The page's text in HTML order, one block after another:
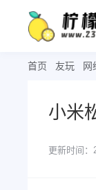
首页 友玩 网
小米
更新时间：